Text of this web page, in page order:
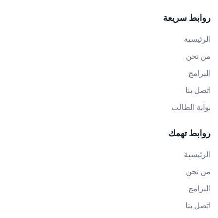
روابط سريعة
الرئيسية
من نحن
البرامج
اتصل بنا
بوابة الطالب
روابط تهمك
الرئيسية
من نحن
البرامج
اتصل بنا